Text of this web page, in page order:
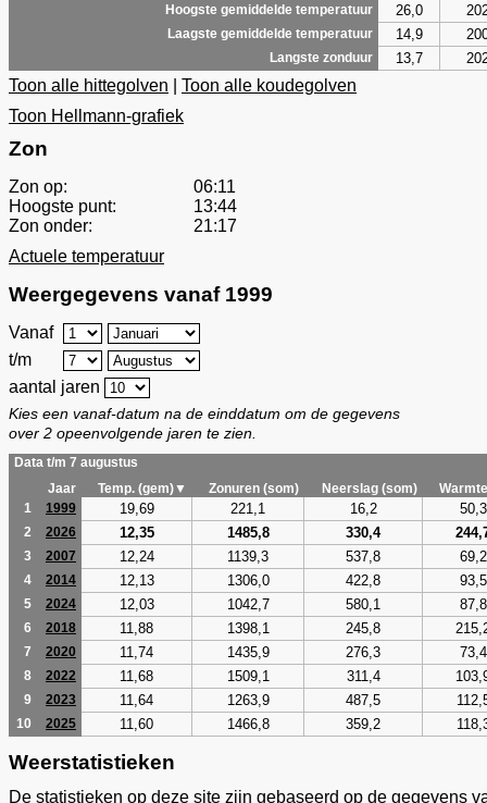
Hoogste gemiddelde temperatuur 26,0
Laagste gemiddelde temperatuur 14,9
Langste zonduur 13,7
Toon alle hittegolven
Toon alle koudegolven
Toon Hellmann-grafiek
Zon
Zon op:
06:11
Hoogste punt:
13:44
Zon onder:
21:17
Actuele temperatuur
Weergegevens vanaf 1999
Vanaf
t/m
aantal jaren
Kies een vanaf-datum na de einddatum om de gegevens
over 2 opeenvolgende jaren te zien.
Data t/m 7 augustus
Jaar
Temp. (gem)▼ Zonuren (som) Neerslag (som)
1
1999 19,69 221,1 16,2 50,3
2 2026 12,35 1485,8 330,4
3 2007 12,24 1139,3 537,8 69,2
4 2014 12,13 1306,0 422,8 93,5
5 2024 12,03 1042,7 580,1 87,8
6 2018 11,88 1398,1 245,8
7 2020 11,74 1435,9 276,3 73,4
8 2022 11,68 1509,1 311,4
9 2023 11,64 1263,9 487,5
10 2025 11,60 1466,8 359,2
Weerstatistieken
De statistieken op deze site zijn gebaseerd op de gegevens